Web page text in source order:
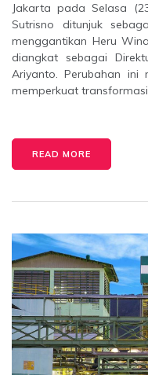
Jakarta pada Selasa
Sutrisno ditunjuk
menggantikan Heru
diangkat sebagai
Ariyanto. Perubahan ini
memperkuat
READ MORE